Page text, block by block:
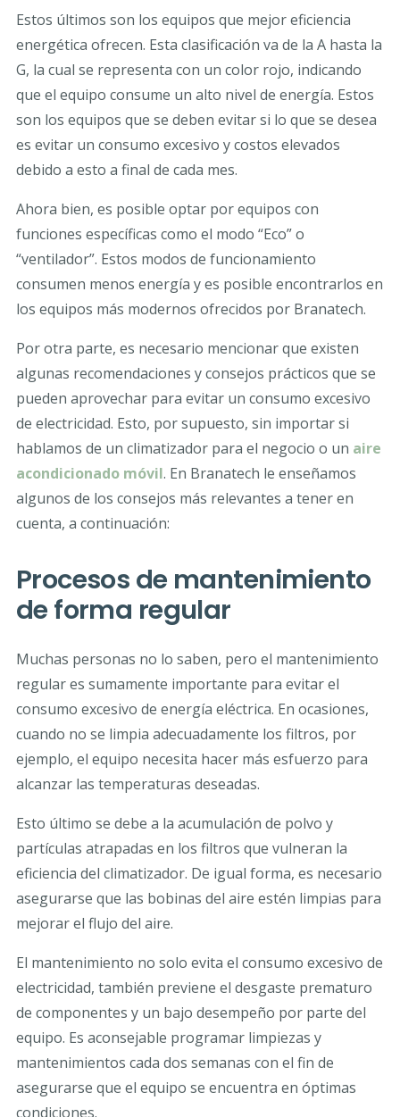
Estos últimos son los equipos que mejor eficiencia
energética ofrecen. Esta clasificación va de la A hasta la
G, la cual se representa con un color rojo, indicando
que el equipo consume un alto nivel de energía. Estos
son los equipos que se deben evitar si lo que se desea
es evitar un consumo excesivo y costos elevados
debido a esto a final de cada mes.
Ahora bien, es posible optar por equipos con
funciones específicas como el modo “Eco” o
“ventilador”. Estos modos de funcionamiento
consumen menos energía y es posible encontrarlos en
los equipos más modernos ofrecidos por Branatech.
Por otra parte, es necesario mencionar que existen
algunas recomendaciones y consejos prácticos que se
pueden aprovechar para evitar un consumo excesivo
de electricidad. Esto, por supuesto, sin importar si
hablamos de un climatizador para el negocio o un aire
acondicionado móvil. En Branatech le enseñamos
algunos de los consejos más relevantes a tener en
cuenta, a continuación:
Procesos de mantenimiento
de forma regular
Muchas personas no lo saben, pero el mantenimiento
regular es sumamente importante para evitar el
consumo excesivo de energía eléctrica. En ocasiones,
cuando no se limpia adecuadamente los filtros, por
ejemplo, el equipo necesita hacer más esfuerzo para
alcanzar las temperaturas deseadas.
Esto último se debe a la acumulación de polvo y
partículas atrapadas en los filtros que vulneran la
eficiencia del climatizador. De igual forma, es necesario
asegurarse que las bobinas del aire estén limpias para
mejorar el flujo del aire.
El mantenimiento no solo evita el consumo excesivo de
electricidad, también previene el desgaste prematuro
de componentes y un bajo desempeño por parte del
equipo. Es aconsejable programar limpiezas y
mantenimientos cada dos semanas con el fin de
asegurarse que el equipo se encuentra en óptimas
condiciones.